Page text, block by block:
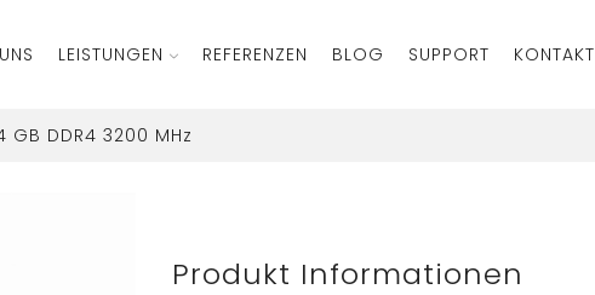
LEISTUNGEN REFERENZEN BLOG SUPPORT KONTAKT
DDR4 3200 MHz
Produkt Informationen